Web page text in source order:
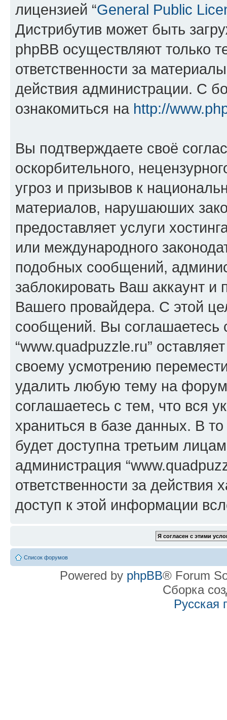
лицензией “General Public
Дистрибутив может быть
phpBB осуществляют только
ответственности за
действия администрации. С
ознакомиться на http://
Вы подтверждаете своё
оскорбительного,
угроз и призывов к
материалов, нарушаюших
предоставляет услуги
или международного
подобных сообщений,
заблокировать Ваш аккаунт и
Вашего провайдера. С этой
сообщений. Вы соглашаетесь
“www.quadpuzzle.ru”
своему усмотрению
удалить любую тему на
соглашаетесь с тем, что вся
храниться в базе данных. В
будет доступна третьим
администрация
ответственности за действия
доступ к этой информации
Список форумов
Powered by phpBB® Forum
Сборка
Русская